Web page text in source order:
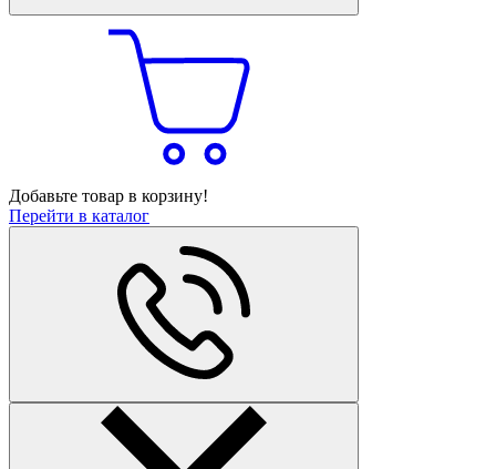
Добавьте товар в корзину!
Перейти в каталог